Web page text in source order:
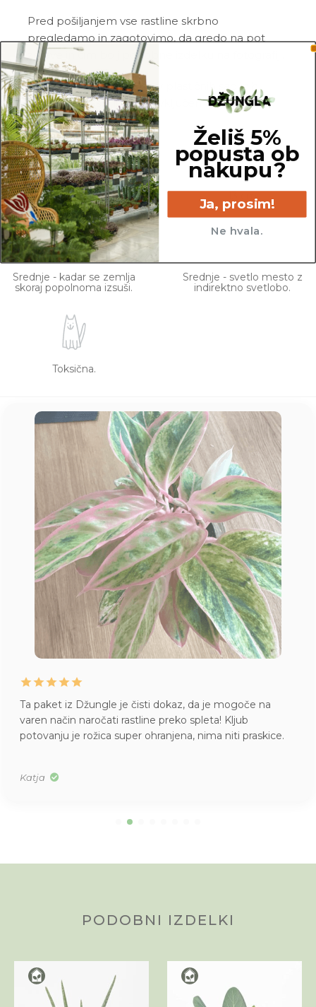
Pred pošiljanjem vse rastline skrbno
pregledamo in zagotovimo, da gredo na pot
zdrave in čim bolj podobne izdelku na fotografiji.
Vse rastline so primarno v plastičnih sadilnih
lončkih. Okrasni lonec ni vključen v ceno.
25 cm 13 cm
Srednje - kadar se zemlja
skoraj popolnoma izsuši.
Srednje - svetlo mesto z
indirektno svetlobo.
Toksična.
Ta paket iz Džungle je čisti dokaz, da je mogoče na
varen način naročati rastline preko spleta! Kljub
potovanju je rožica super ohranjena, nima niti praskice.
Katja
PODOBNI IZDELKI
Želiš 5%
popusta ob
nakupu?
Ja, prosim!
Ne hvala.